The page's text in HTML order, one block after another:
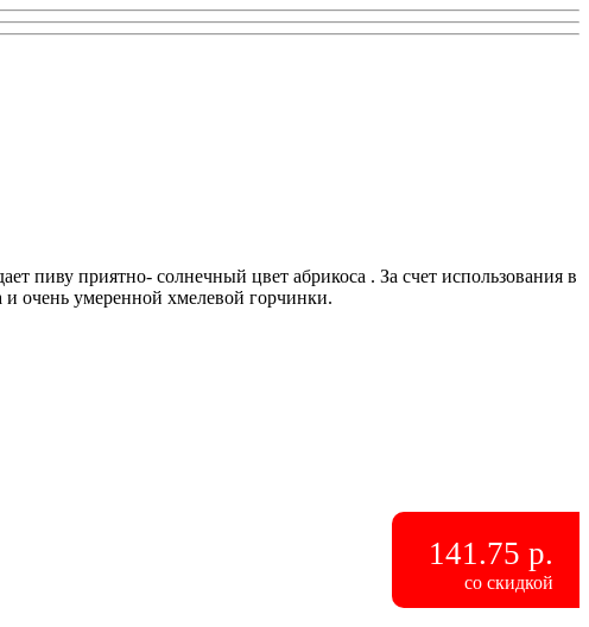
пиву приятно- солнечный цвет абрикоса . За счет использования в
и очень умеренной хмелевой горчинки.
141.75 р.
со скидкой